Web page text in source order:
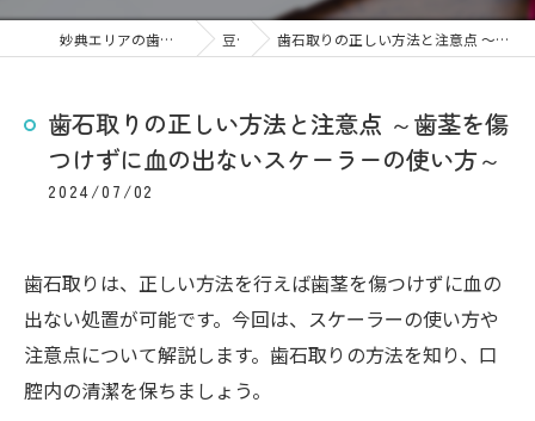
妙典エリアの歯医者なら妙典歯科Nクリニック 豆知識 歯石取りの正しい方法と注意点 ～歯茎を傷つけずに血の出ないスケーラーの使い方～
歯石取りの正しい方法と注意点 ～歯茎を傷
つけずに血の出ないスケーラーの使い方～
2024/07/02
歯石取りは、正しい方法を行えば歯茎を傷つけずに血の
出ない処置が可能です。今回は、スケーラーの使い方や
注意点について解説します。歯石取りの方法を知り、口
腔内の清潔を保ちましょう。